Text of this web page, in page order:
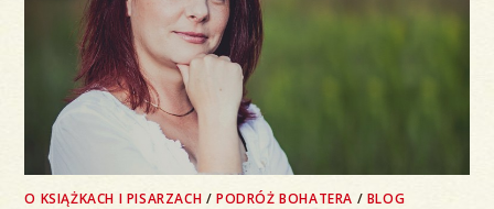
O KSIĄŻKACH I PISARZACH /PODRÓŻ BOHATERA / BLOG